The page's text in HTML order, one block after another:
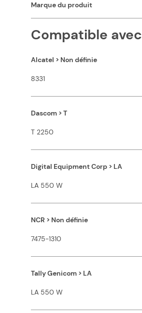
Marque du produit
Compatible avec
Alcatel > Non définie
8331
Dascom > T
T 2250
Digital Equipment Corp > LA
LA 550 W
NCR > Non définie
7475-1310
Tally Genicom > LA
LA 550 W